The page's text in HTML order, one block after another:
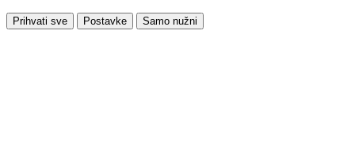
Prihvati sve Postavke Samo nužni